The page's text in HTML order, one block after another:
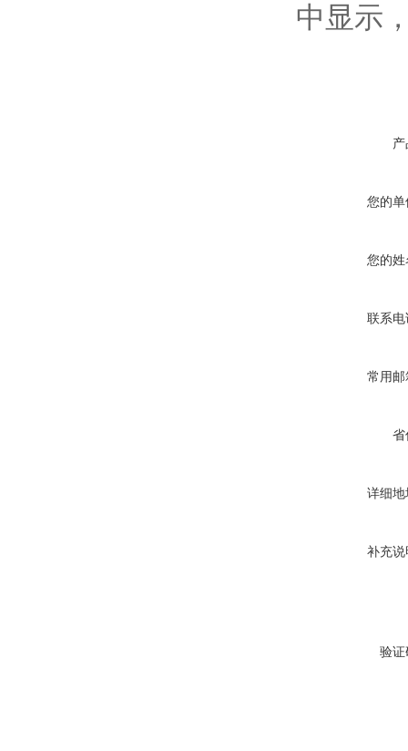
中显示
您的单
您的姓
联系电
常用邮
省
详细地
补充说
验证